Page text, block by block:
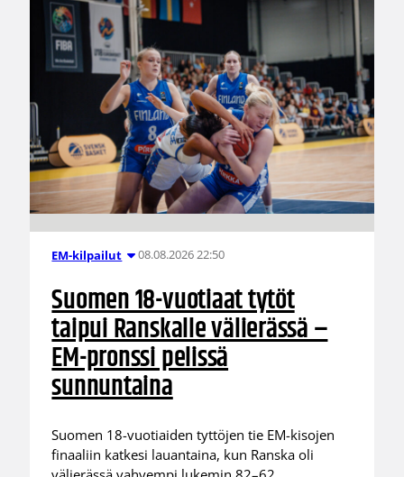
EM-kilpailut 08.08.2026 22:50
Suomen 18-vuotiaat tytöt
taipui Ranskalle välierässä –
EM-pronssi pelissä
sunnuntaina
Suomen 18-vuotiaiden tyttöjen tie EM-kisojen
finaaliin katkesi lauantaina, kun Ranska oli